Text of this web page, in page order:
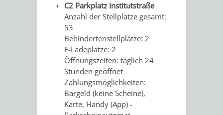
RUNDGANG
DURCH
DEN
WEINHEIMER
ORTSTEIL
BRIGGL,
BISCHOF,
BELLER-
BAD
-
C2 Parkplatz Institutstraße
Anzahl der Stellplätze gesamt:
53
Behindertenstellplätze: 2
E-Ladeplätze: 2
Öffnungszeiten: täglich 24
Stunden geöffnet
Zahlungsmöglichkeiten:
Bargeld (keine Scheine),
Karte, Handy (App) -